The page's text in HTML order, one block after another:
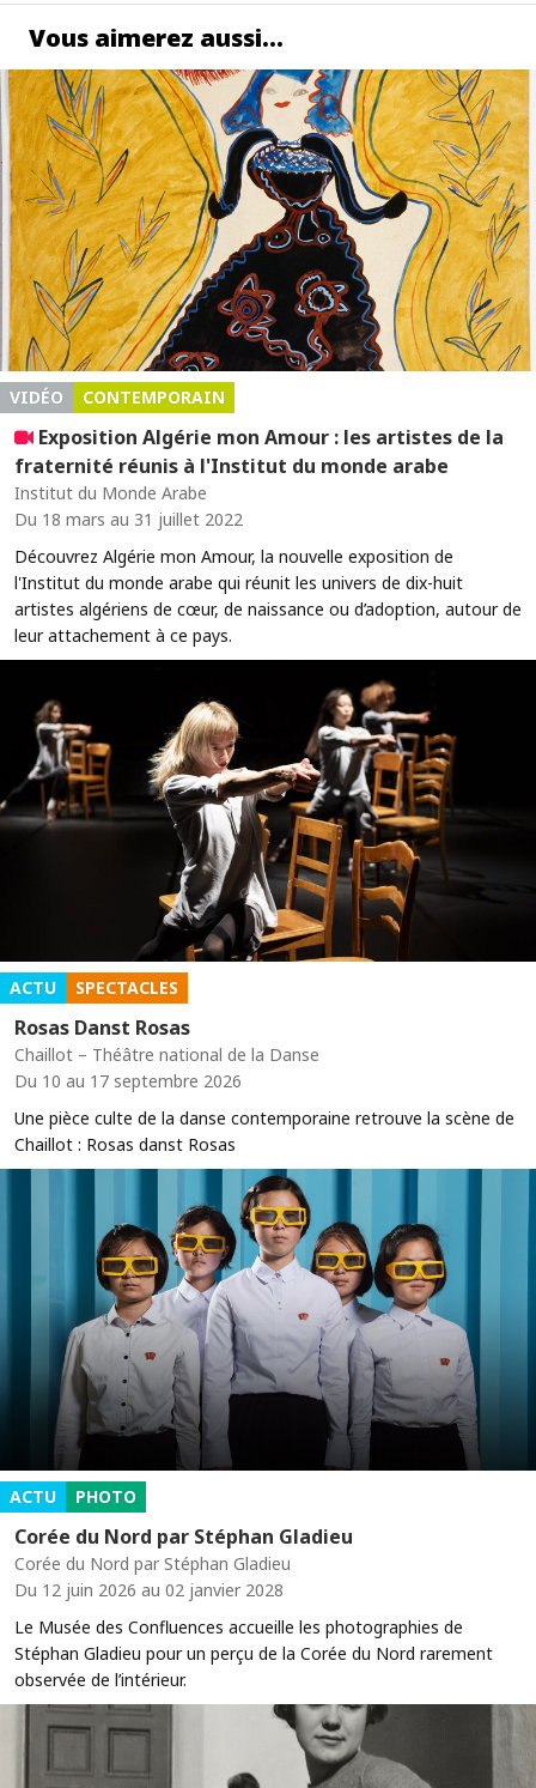
Vous aimerez aussi…
VIDÉO CONTEMPORAIN
Exposition Algérie mon Amour : les artistes de la
fraternité réunis à l'Institut du monde arabe
Institut du Monde Arabe
Du 18 mars au 31 juillet 2022
Découvrez Algérie mon Amour, la nouvelle exposition de
l'Institut du monde arabe qui réunit les univers de dix-huit
artistes algériens de cœur, de naissance ou d’adoption, autour de
leur attachement à ce pays.
ACTU SPECTACLES
Rosas Danst Rosas
Chaillot – Théâtre national de la Danse
Du 10 au 17 septembre 2026
Une pièce culte de la danse contemporaine retrouve la scène de
Chaillot : Rosas danst Rosas
ACTU PHOTO
Corée du Nord par Stéphan Gladieu
Corée du Nord par Stéphan Gladieu
Du 12 juin 2026 au 02 janvier 2028
Le Musée des Confluences accueille les photographies de
Stéphan Gladieu pour un perçu de la Corée du Nord rarement
observée de l’intérieur.